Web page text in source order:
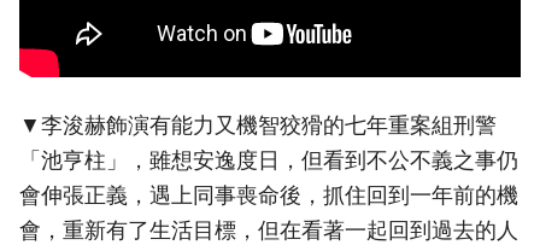
▼李浚赫飾演有能力又機智狡猾的七年重案組刑警
「池亨柱」，雖想安逸度日，但看到不公不義之事仍
會伸張正義，遇上同事喪命後，抓住回到一年前的機
會，重新有了生活目標，但在看著一起回到過去的人